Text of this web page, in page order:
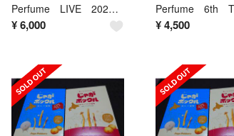
Perfume LIVE 2021［polygonwave］（初回限定盤） B…
¥6,000 ¥4,500